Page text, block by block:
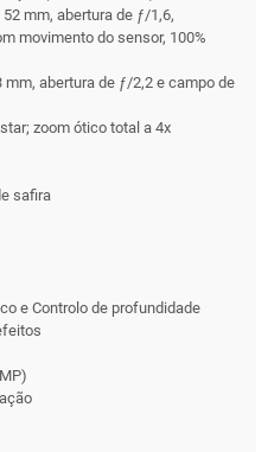
mm, abertura de ƒ/1,6,
movimento do sensor, 100%
mm, abertura de ƒ/2,2 e campo de
zoom ótico total a 4x
safira
e Controlo de profundidade